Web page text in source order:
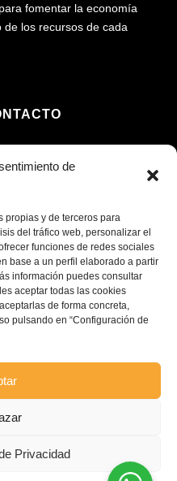
de
propias y de terceros para
del tráfico web, personalizar el
funciones de redes sociales
base a un perfil elaborado a partir
información puedes consultar
aceptar todas las cookies
de forma concreta,
pulsando en “Configuración de
Privacidad
fomentar la economía
los recursos de cada